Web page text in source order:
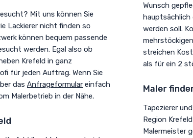
Mit uns können Sie
Lackierer nicht finden so
können bequem passende
werden. Egal also ob
Krefeld in ganz
für jeden Auftrag. Wenn Sie
das Anfrageformular einfach
Malerbetrieb in der Nähe.
Wunsch
hauptsächlich
werden soll.
streichen
als für ein 2
Maler
Tapezierer
Region
Malermeister